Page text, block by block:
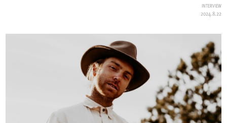
INTERVIEW
2024.8.22